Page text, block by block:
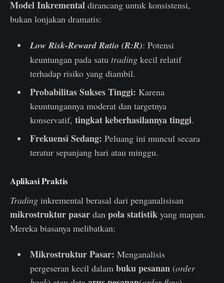
Model Inkremental dirancang untuk konsistensi,
bukan lonjakan dramatis:
Low Risk-Reward Ratio (R:R): Potensi
keuntungan pada satu tradingkecil relatif
terhadap risiko yang diambil.
Probabilitas Sukses Tinggi: Karena
keuntungannya moderat dan targetnya
konservatif, tingkat keberhasilannya tinggi.
Frekuensi Sedang: Peluang ini muncul secara
teratur sepanjang hari atau minggu.
Aplikasi Praktis
Trading inkremental berasal dari penganalisisan
mikrostruktur pasar dan pola statistik yang mapan.
Mereka biasanya melibatkan:
Mikrostruktur Pasar: Menganalisis
pergeseran kecil dalam buku pesanan(order